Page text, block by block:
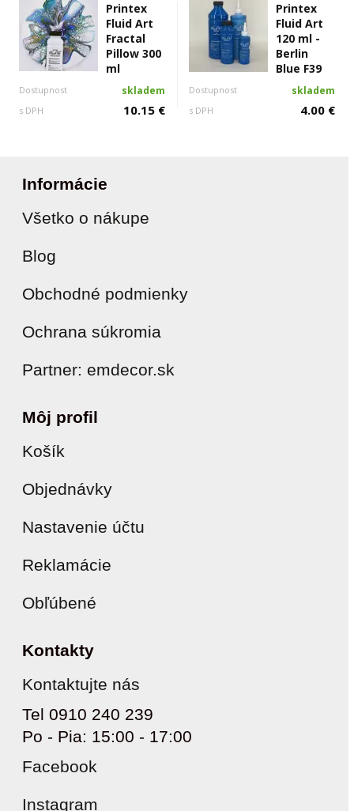
Printex
Fluid Art
Fractal
Pillow 300
ml
Dostupnost skladem
s DPH 10.15 €
Printex
Fluid Art
120 ml -
Berlin
Blue F39
Dostupnost skladem
s DPH 4.00 €
Informácie
Všetko o nákupe
Blog
Obchodné podmienky
Ochrana súkromia
Partner: emdecor.sk
Môj profil
Košík
Objednávky
Nastavenie účtu
Reklamácie
Obľúbené
Kontakty
Kontaktujte nás
Tel 0910 240 239
Po - Pia: 15:00 - 17:00
Facebook
Instagram